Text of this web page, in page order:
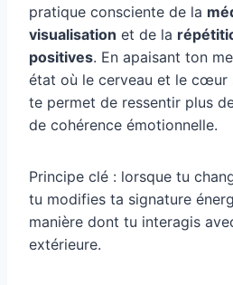
pratique consciente de la
visualisation et de la
positives. En apaisant ton
état où le cerveau et le cœur
te permet de ressentir plus
de cohérence émotionnelle.
Principe clé : lorsque tu
tu modifies ta signature
manière dont tu interagis
extérieure.